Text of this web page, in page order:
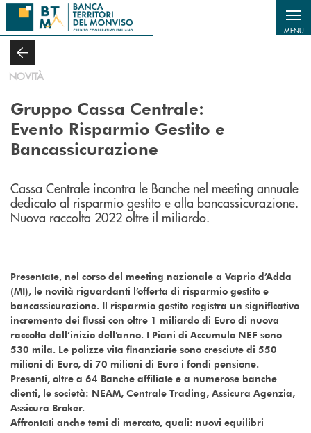
Salta al contenuto principale
MENU
NOVITÀ
Gruppo Cassa Centrale:
Evento Risparmio Gestito e
Bancassicurazione
Cassa Centrale incontra le Banche nel meeting annuale
dedicato al risparmio gestito e alla bancassicurazione.
Nuova raccolta 2022 oltre il miliardo.
Presentate, nel corso del meeting nazionale a Vaprio d’Adda
(MI), le novità riguardanti l’offerta di risparmio gestito e
bancassicurazione. Il risparmio gestito registra un significativo
incremento dei flussi con oltre 1 miliardo di Euro di nuova
raccolta dall’inizio dell’anno. I Piani di Accumulo NEF sono
530 mila. Le polizze vita finanziarie sono cresciute di 550
milioni di Euro, di 70 milioni di Euro i fondi pensione.
Presenti, oltre a 64 Banche affiliate e a numerose banche
clienti, le società: NEAM, Centrale Trading, Assicura Agenzia,
Assicura Broker.
Affrontati anche temi di mercato, quali: nuovi equilibri